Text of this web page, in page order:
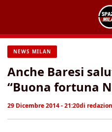
contenuto
NEWS MILAN
Anche Baresi
“Buona fortuna
29 Dicembre 2014 - 21:20di